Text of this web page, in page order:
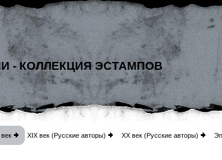
- КОЛЛЕКЦИЯ ЭСТАМПОВ
XIX век (Русские авторы) XX век (Русские авторы)